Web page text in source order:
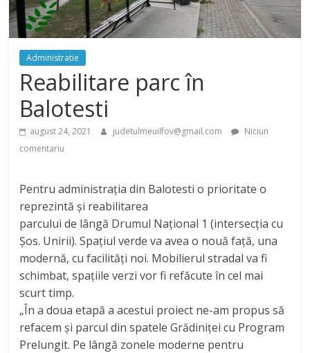
Administratie
Reabilitare parc în
Balotesti
august 24, 2021 judetulmeuilfov@gmail.com
Niciun
comentariu
Pentru administrația din Balotesti o prioritate o
reprezintă și reabilitarea
parcului de lângă Drumul Național 1 (intersecția cu
Șos. Unirii). Spațiul verde va avea o nouă față, una
modernă, cu facilități noi. Mobilierul stradal va fi
schimbat, spațiile verzi vor fi refăcute în cel mai
scurt timp.
„În a doua etapă a acestui proiect ne-am propus să
refacem și parcul din spatele Grădiniței cu Program
Prelungit. Pe lângă zonele moderne pentru